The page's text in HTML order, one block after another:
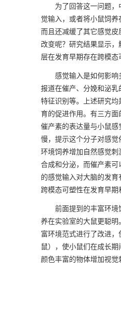
为了回答这一问题，中
觉输入，或者将小鼠饲
而且还减缓了其它感觉
改变呢？研究结果显示
层在发育早期存在跨模态
感觉输入是如何影响多
报道在催产、分娩和泌
特征识别等。上述研究
育的促进作用。有三方
催产素的表达量与小鼠
慢，提示这个分子对感
环境饲养增加自然感觉
合成和分泌，而催产素
的感觉输入对大脑的发
跨模态可塑性在发育早期
前面提到的丰富环境饲
养在实验室的大鼠更聪
富环境范式进行了改进
鼠），使小鼠们在成长
颜色丰富的物体增加视觉